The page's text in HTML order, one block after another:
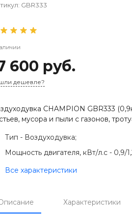
GBR333
600 руб.
дешевле?
CHAMPION GBR333
мусора и пыли с газонов,
Тип - Воздуходувка;
Мощность двигателя, кВт/л.с - 0,9/
Все характеристики
Характеристики